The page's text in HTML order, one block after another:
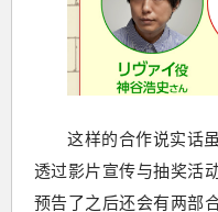
这样的合作说实话
透过影片宣传与抽奖活
预告了之后还会有两部